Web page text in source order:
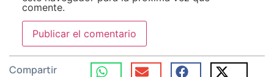
comente.
Compartir